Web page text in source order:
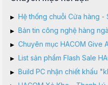
▸ Hệ thống chuỗi Cửa hàng -
▸ Bản tin công nghệ hàng
▸ Chuyên mục HACOM Give
▸ List sản phẩm Flash Sale
▸ Build PC nhận chiết khấu